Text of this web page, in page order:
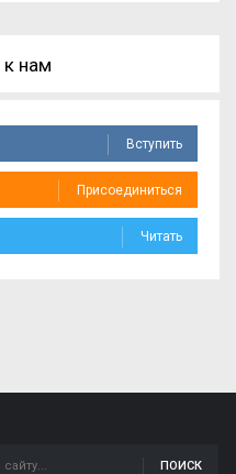
к нам
Вступить
Присоединиться
Читать
ПОИСК